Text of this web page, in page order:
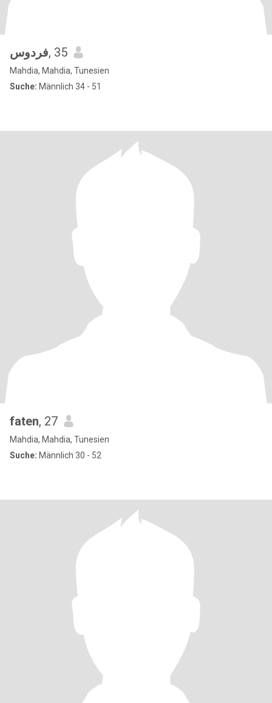
فردوس, 35
Mahdia, Mahdia, Tunesien
Suche: Männlich 34 - 51
faten, 27
Mahdia, Mahdia, Tunesien
Suche: Männlich 30 - 52